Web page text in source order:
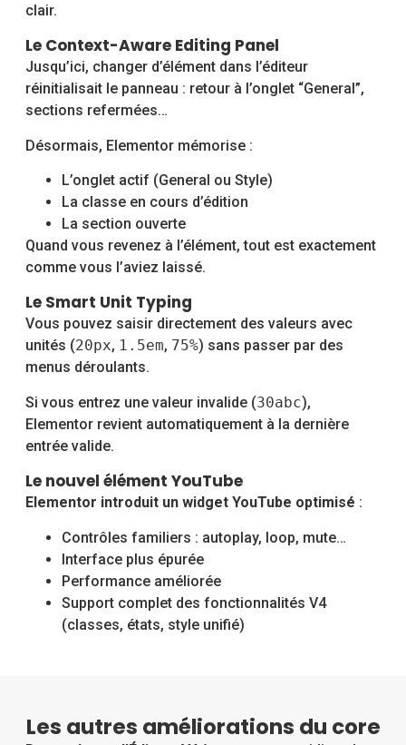
clair.
Le Context-Aware Editing Panel
Jusqu’ici, changer d’élément dans l’éditeur
réinitialisait le panneau : retour à l’onglet “General”,
sections refermées…
Désormais, Elementor mémorise :
L’onglet actif (General ou Style)
La classe en cours d’édition
La section ouverte
Quand vous revenez à l’élément, tout est exactement
comme vous l’aviez laissé.
Le Smart Unit Typing
Vous pouvez saisir directement des valeurs avec
unités (20px, 1.5em, 75%) sans passer par des
menus déroulants.
Si vous entrez une valeur invalide (30abc),
Elementor revient automatiquement à la dernière
entrée valide.
Le nouvel élément YouTube
Elementor introduit un widget YouTube optimisé :
Contrôles familiers : autoplay, loop, mute…
Interface plus épurée
Performance améliorée
Support complet des fonctionnalités V4
(classes, états, style unifié)
Les autres améliorations du core